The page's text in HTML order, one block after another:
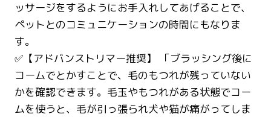
ッサージをするようにお手入れしてあげることで、
ペットとのコミュニケーションの時間にもなりま
す。
✅【アドバンストリマー推奨】 「ブラッシング後に
コームでとかすことで、毛のもつれが残っていない
かを確認できます。毛玉やもつれがある状態でコー
ムを使うと、毛が引っ張られ犬や猫が痛がってしま